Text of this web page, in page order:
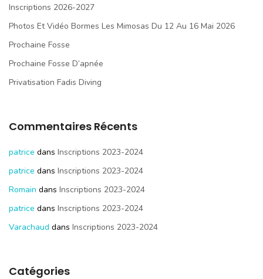
Inscriptions 2026-2027
Photos Et Vidéo Bormes Les Mimosas Du 12 Au 16 Mai 2026
Prochaine Fosse
Prochaine Fosse D’apnée
Privatisation Fadis Diving
Commentaires Récents
patrice dans Inscriptions 2023-2024
patrice dans Inscriptions 2023-2024
Romain dans Inscriptions 2023-2024
patrice dans Inscriptions 2023-2024
Varachaud dans Inscriptions 2023-2024
Catégories